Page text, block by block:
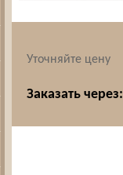
Уточняйте цену
Заказать через: